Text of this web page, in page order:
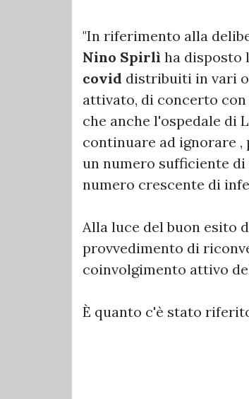
"In riferimento alla
Nino Spirlì ha disposto
covid distribuiti in vari
attivato, di concerto
che anche l'ospedale di
continuare ad ignorare
un numero sufficiente
numero crescente di
Alla luce del buon esito
provvedimento di
coinvolgimento attivo
È quanto c'è stato